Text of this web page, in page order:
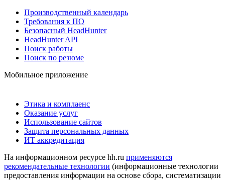
Производственный календарь
Требования к ПО
Безопасный HeadHunter
HeadHunter API
Поиск работы
Поиск по резюме
Мобильное приложение
Этика и комплаенс
Оказание услуг
Использование сайтов
Защита персональных данных
ИТ аккредитация
На информационном ресурсе hh.ru применяются
рекомендательные технологии (информационные технологии
предоставления информации на основе сбора, систематизации